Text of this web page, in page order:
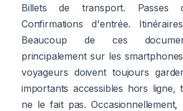
Billets de transport. Passes
Confirmations d'entrée.
Beaucoup de ces
principalement sur les
voyageurs doivent toujours
importants accessibles hors ligne,
ne le fait pas. Occasionnellement,